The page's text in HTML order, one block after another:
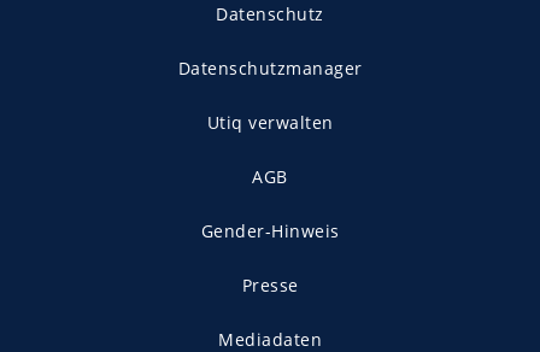
Datenschutz
Datenschutzmanager
Utiq verwalten
AGB
Gender-Hinweis
Presse
Mediadaten